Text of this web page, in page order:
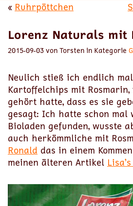
« Ruhrpöttchen
Lorenz Naturals mit
2015-09-03 von Torsten in Kategorie
Neulich stieß ich endlich
Kartoffelchips mit Rosmarin,
gehört hatte, dass es sie
gesagt: Ich hatte schon mal
Bioladen gefunden, wusste
auch herkömmliche mit
Ronald das in einem
meinen älteren Artikel